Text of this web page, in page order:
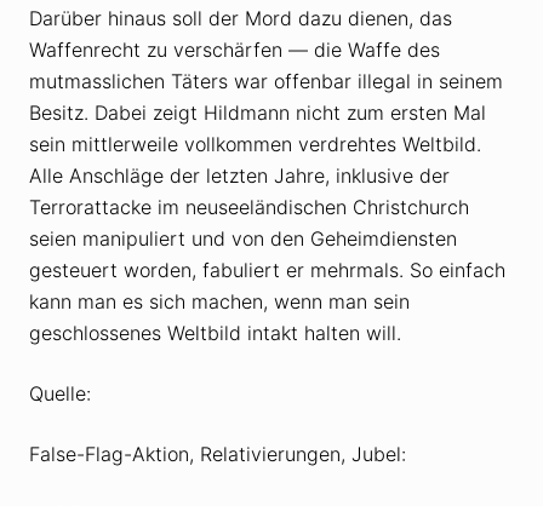
Darüber hinaus soll der Mord dazu dienen, das
Waffenrecht zu verschärfen — die Waffe des
mutmasslichen Täters war offenbar illegal in seinem
Besitz. Dabei zeigt Hildmann nicht zum ersten Mal
sein mittlerweile vollkommen verdrehtes Weltbild.
Alle Anschläge der letzten Jahre, inklusive der
Terrorattacke im neuseeländischen Christchurch
seien manipuliert und von den Geheimdiensten
gesteuert worden, fabuliert er mehrmals. So einfach
kann man es sich machen, wenn man sein
geschlossenes Weltbild intakt halten will.
Quelle:
False-Flag-Aktion, Relativierungen, Jubel: